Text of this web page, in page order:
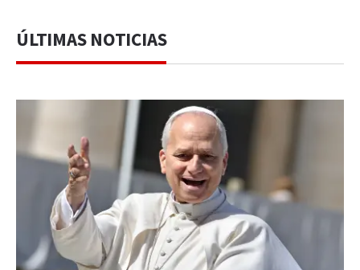
ÚLTIMAS NOTICIAS